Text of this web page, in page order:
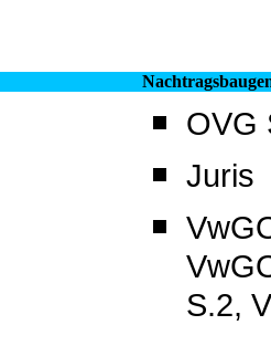
OVG
Juris
S.2,